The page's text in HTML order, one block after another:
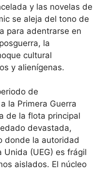
y las novelas de
se aleja del tono de
para adentrarse en
la
cultural
y alienígenas.
de
la Primera Guerra
de la flota principal
devastada,
donde la autoridad
Unida (UEG) es frágil
aislados. El núcleo